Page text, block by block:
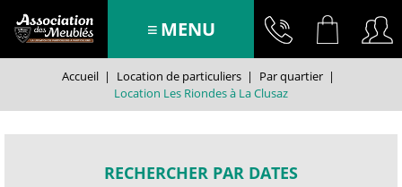
MENU
Accueil | Location de particuliers | Par quartier |
Location Les Riondes à La Clusaz
RECHERCHER PAR DATES